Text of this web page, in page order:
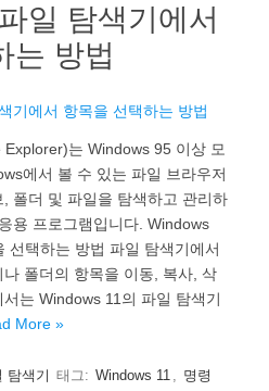
일 탐색기에서
는 방법
는 Windows 95 이상 모
에서 볼 수 있는 파일 브라우저
폴더 및 파일을 탐색하고 관리하
용 프로그램입니다. Windows
선택하는 방법 파일 탐색기에서
폴더의 항목을 이동, 복사, 삭
는 Windows 11의 파일 탐색기
More »
탐색기 태그: Windows 11
명령